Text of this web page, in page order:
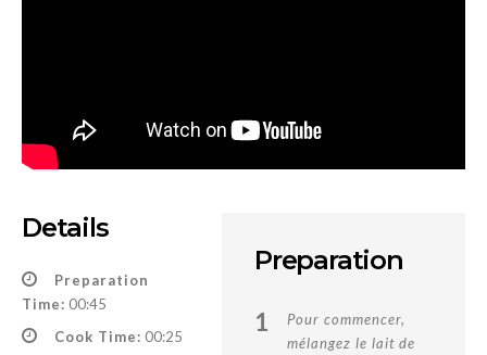
Details
Preparation
Time: 00:45
Cook Time: 00:25
Preparation
1
Pour commencer,
mélangez le lait de